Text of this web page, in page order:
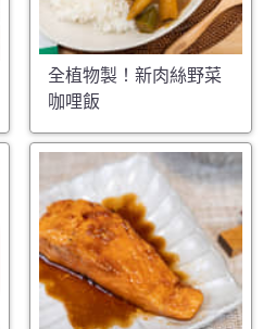
全植物製！新肉絲野菜
咖哩飯